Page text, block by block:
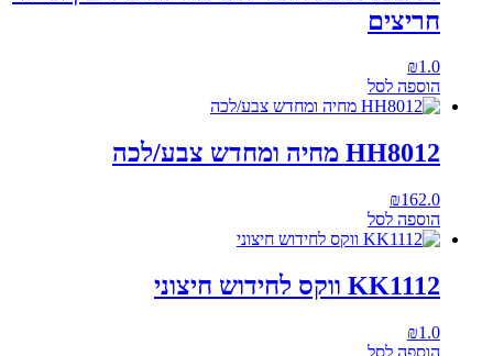
חריצים
₪1.0
הוספה לסל
HH8012 מחיה ומחדש צבע/לכה
₪162.0
הוספה לסל
KK1112 ווקס לחידוש חיצוני
₪1.0
הוספה לסל